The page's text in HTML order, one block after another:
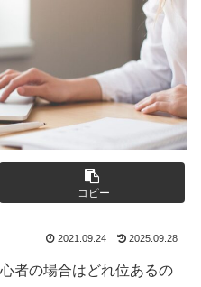
コピー
2021.09.24 2025.09.28
者の場合はどれ位あるの